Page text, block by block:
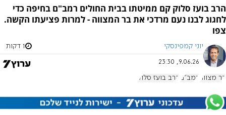
הרב בועז סלוק קם ממיטתו בבית החולים רמב"ם בחיפה כדי
לחגוג לבנו נעם מרדכי את בר המצווה - למרות פציעתו הקשה.
צפו
יוני קמפינסקי 1 דקות
9.06.26, 23:30
בר מצווה רמב"ם הרב בועז סלוק